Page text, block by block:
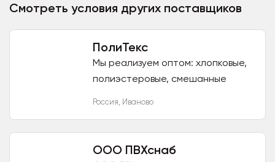
Смотреть условия других поставщиков
ПолиТекс
Мы реализуем оптом: хлопковые,
полиэстеровые, смешанные
Россия, Иваново
ООО ПВХснаб